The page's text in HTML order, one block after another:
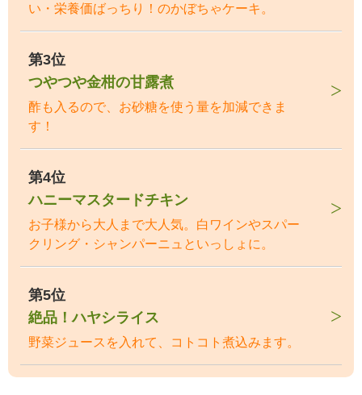
い・栄養価ばっちり！のかぼちゃケーキ。
第3位
つやつや金柑の甘露煮
酢も入るので、お砂糖を使う量を加減できま
す！
第4位
ハニーマスタードチキン
お子様から大人まで大人気。白ワインやスパー
クリング・シャンパーニュといっしょに。
第5位
絶品！ハヤシライス
野菜ジュースを入れて、コトコト煮込みます。